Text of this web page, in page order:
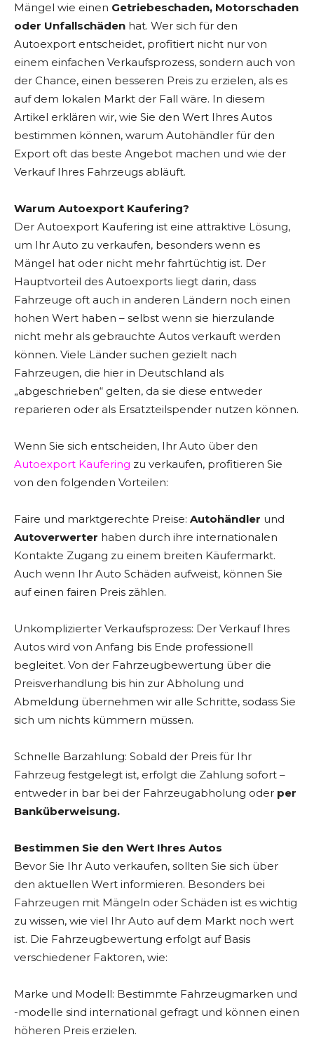
Mängel wie einen Getriebeschaden, Motorschaden
oder Unfallschäden hat. Wer sich für den
Autoexport entscheidet, profitiert nicht nur von
einem einfachen Verkaufsprozess, sondern auch von
der Chance, einen besseren Preis zu erzielen, als es
auf dem lokalen Markt der Fall wäre. In diesem
Artikel erklären wir, wie Sie den Wert Ihres Autos
bestimmen können, warum Autohändler für den
Export oft das beste Angebot machen und wie der
Verkauf Ihres Fahrzeugs abläuft.
Warum Autoexport Kaufering?
Der Autoexport Kaufering ist eine attraktive Lösung,
um Ihr Auto zu verkaufen, besonders wenn es
Mängel hat oder nicht mehr fahrtüchtig ist. Der
Hauptvorteil des Autoexports liegt darin, dass
Fahrzeuge oft auch in anderen Ländern noch einen
hohen Wert haben – selbst wenn sie hierzulande
nicht mehr als gebrauchte Autos verkauft werden
können. Viele Länder suchen gezielt nach
Fahrzeugen, die hier in Deutschland als
„abgeschrieben“ gelten, da sie diese entweder
reparieren oder als Ersatzteilspender nutzen können.
Wenn Sie sich entscheiden, Ihr Auto über den
Autoexport Kaufering zu verkaufen, profitieren Sie
von den folgenden Vorteilen:
Faire und marktgerechte Preise: Autohändler und
Autoverwerter haben durch ihre internationalen
Kontakte Zugang zu einem breiten Käufermarkt.
Auch wenn Ihr Auto Schäden aufweist, können Sie
auf einen fairen Preis zählen.
Unkomplizierter Verkaufsprozess: Der Verkauf Ihres
Autos wird von Anfang bis Ende professionell
begleitet. Von der Fahrzeugbewertung über die
Preisverhandlung bis hin zur Abholung und
Abmeldung übernehmen wir alle Schritte, sodass Sie
sich um nichts kümmern müssen.
Schnelle Barzahlung: Sobald der Preis für Ihr
Fahrzeug festgelegt ist, erfolgt die Zahlung sofort –
entweder in bar bei der Fahrzeugabholung oder per
Banküberweisung.
Bestimmen Sie den Wert Ihres Autos
Bevor Sie Ihr Auto verkaufen, sollten Sie sich über
den aktuellen Wert informieren. Besonders bei
Fahrzeugen mit Mängeln oder Schäden ist es wichtig
zu wissen, wie viel Ihr Auto auf dem Markt noch wert
ist. Die Fahrzeugbewertung erfolgt auf Basis
verschiedener Faktoren, wie:
Marke und Modell: Bestimmte Fahrzeugmarken und
-modelle sind international gefragt und können einen
höheren Preis erzielen.